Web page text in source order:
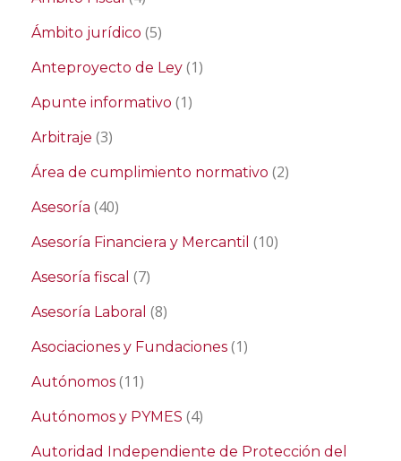
Ámbito jurídico (5)
Anteproyecto de Ley (1)
Apunte informativo (1)
Arbitraje (3)
Área de cumplimiento normativo (2)
Asesoría (40)
Asesoría Financiera y Mercantil (10)
Asesoría fiscal (7)
Asesoría Laboral (8)
Asociaciones y Fundaciones (1)
Autónomos (11)
Autónomos y PYMES (4)
Autoridad Independiente de Protección del